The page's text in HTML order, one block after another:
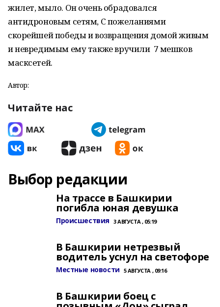
жилет, мыло. Он очень обрадовался
антидроновым сетям, С пожеланиями
скорейшей победы и возвращения домой живым
и невредимым ему также вручили 7 мешков
масксетей.
Автор:
Читайте нас
Выбор редакции
На трассе в Башкирии
погибла юная девушка
Происшествия 3 АВГУСТА , 05:19
В Башкирии нетрезвый
водитель уснул на светофоре
Местные новости 5 АВГУСТА , 09:16
В Башкирии боец с